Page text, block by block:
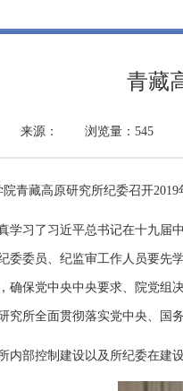
青藏
来源： 浏览量：545
藏高原研究所纪委召开2019
习了习近平总书记在十九届中
委委员、纪监审工作人员要先
确保党中央中央要求、院党组
究所全面贯彻落实党中央、国
部控制建设以及所纪委在建